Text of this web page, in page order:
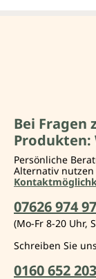
Bei Fragen
Produkten:
Persönliche
Alternativ
07626 974
(Mo-Fr 8-20 Uhr,
Schreiben Sie
0160 652